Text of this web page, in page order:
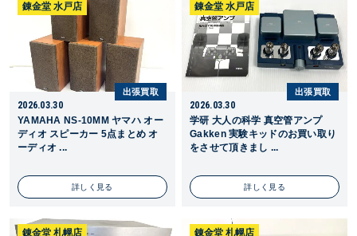
錬金堂 水戸店
出張買取
2026.03.30
YAMAHA NS-10MM ヤマハ オー
ディオ スピーカー 5点まとめ オ
ーディオ ...
詳しく見る
錬金堂 水戸店
出張買取
2026.03.30
学研 大人の科学 真空管アンプ
Gakken 実験キッドのお買い取り
をさせて頂きまし ...
詳しく見る
錬金堂 札幌店 錬金堂 札幌店